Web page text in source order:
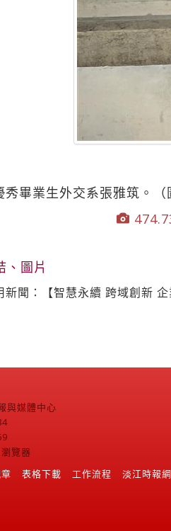
秀畢業生外交系張雅筑。（
、圖片
新聞：【智慧永續 跨域創新
與媒體中心
覽器
表格下載 工作流程 淡江時報